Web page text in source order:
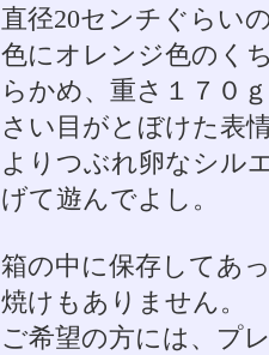
直径20センチぐらい
色にオレンジ色のく
らかめ、重さ１７０
さい目がとぼけた表
よりつぶれ卵なシル
げて遊んでよし。
箱の中に保存してあ
焼けもありません。
ご希望の方には、プ